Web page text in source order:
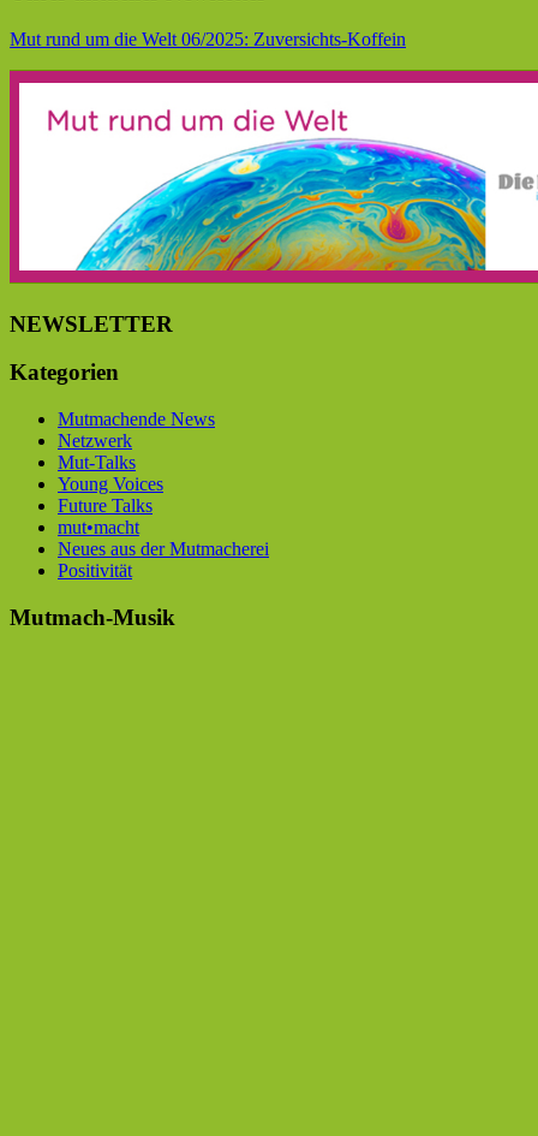
Mut rund um die Welt 06/2025: Zuversichts-Koffein
NEWSLETTER
Kategorien
Mutmachende News
Netzwerk
Mut-Talks
Young Voices
Future Talks
mut•macht
Neues aus der Mutmacherei
Positivität
Mutmach-Musik